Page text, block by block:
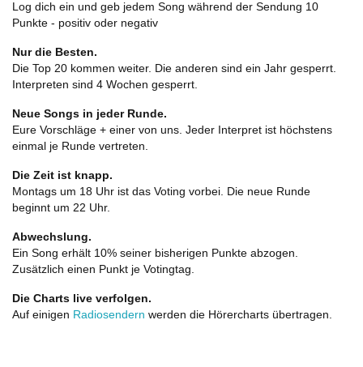
Log dich ein und geb jedem Song während der Sendung 10
Punkte - positiv oder negativ
Nur die Besten.
Die Top 20 kommen weiter. Die anderen sind ein Jahr gesperrt.
Interpreten sind 4 Wochen gesperrt.
Neue Songs in jeder Runde.
Eure Vorschläge + einer von uns. Jeder Interpret ist höchstens
einmal je Runde vertreten.
Die Zeit ist knapp.
Montags um 18 Uhr ist das Voting vorbei. Die neue Runde
beginnt um 22 Uhr.
Abwechslung.
Ein Song erhält 10% seiner bisherigen Punkte abzogen.
Zusätzlich einen Punkt je Votingtag.
Die Charts live verfolgen.
Auf einigen Radiosendern werden die Hörercharts übertragen.